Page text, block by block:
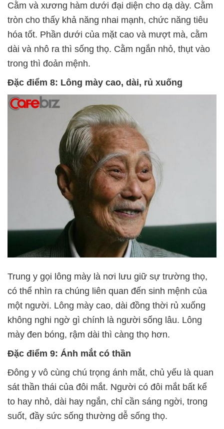
Cằm và xương hàm dưới đại diện cho dạ dày. Cằm
tròn cho thấy khả năng nhai mạnh, chức năng tiêu
hóa tốt. Phần dưới của mặt cao và mượt mà, cằm
dài và nhô ra thì sống thọ. Cằm ngắn nhỏ, thụt vào
trong thì đoản mệnh.
Đặc điểm 8: Lông mày cao, dài, rủ xuống
Trung y gọi lông mày là nơi lưu giữ sự trường thọ,
có thể nhìn ra chúng liên quan đến sinh mệnh của
một người. Lông mày cao, dài đồng thời rủ xuống
không nghi ngờ gì chính là người sống lâu. Lông
mày đen bóng, rậm dài thì càng thọ hơn.
Đặc điểm 9: Ánh mắt có thần
Đông y vô cùng chú trọng ánh mắt, chủ yếu là quan
sát thần thái của đôi mắt. Người có đôi mắt bất kể
to hay nhỏ, dài hay ngắn, chỉ cần sáng ngời, trong
suốt, đầy sức sống thường dễ sống thọ.